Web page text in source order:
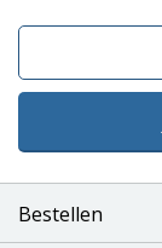
Bestellen